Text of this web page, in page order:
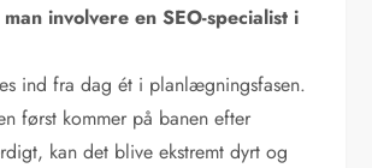
involvere en SEO-specialist i
ind fra dag ét i planlægningsfasen.
først kommer på banen efter
kan det blive ekstremt dyrt og